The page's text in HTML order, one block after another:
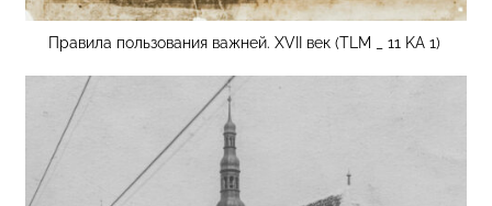
Правила пользования важней. XVII век (TLM _ 11 KA 1)